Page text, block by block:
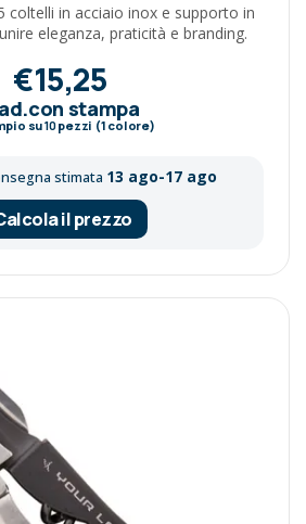
coltelli in acciaio inox e supporto in
eleganza, praticità e branding.
€15,25
stampa
su10pezzi (1 colore)
stimata 13 ago-17 ago
il prezzo